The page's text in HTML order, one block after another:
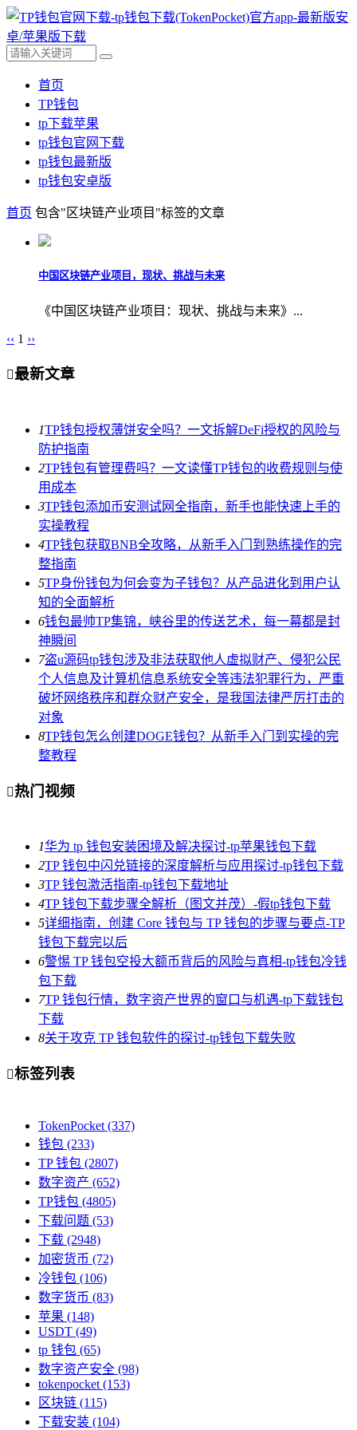
首页
TP钱包
tp下载苹果
tp钱包官网下载
tp钱包最新版
tp钱包安卓版
首页 包含"区块链产业项目"标签的文章
中国区块链产业项目，现状、挑战与未来
《中国区块链产业项目：现状、挑战与未来》...
‹‹ 1 ››
最新文章
1TP钱包授权薄饼安全吗？一文拆解DeFi授权的风险与
防护指南
2TP钱包有管理费吗？一文读懂TP钱包的收费规则与使
用成本
3TP钱包添加币安测试网全指南，新手也能快速上手的
实操教程
4TP钱包获取BNB全攻略，从新手入门到熟练操作的完
整指南
5TP身份钱包为何会变为子钱包？从产品进化到用户认
知的全面解析
6钱包最帅TP集锦，峡谷里的传送艺术，每一幕都是封
神瞬间
7盗u源码tp钱包涉及非法获取他人虚拟财产、侵犯公民
个人信息及计算机信息系统安全等违法犯罪行为，严重
破坏网络秩序和群众财产安全，是我国法律严厉打击的
对象
8TP钱包怎么创建DOGE钱包？从新手入门到实操的完
整教程
热门视频
1华为 tp 钱包安装困境及解决探讨-tp苹果钱包下载
2TP 钱包中闪兑链接的深度解析与应用探讨-tp钱包下载
3TP 钱包激活指南-tp钱包下载地址
4TP 钱包下载步骤全解析（图文并茂）-假tp钱包下载
5详细指南，创建 Core 钱包与 TP 钱包的步骤与要点-TP
钱包下载完以后
6警惕 TP 钱包空投大额币背后的风险与真相-tp钱包冷钱
包下载
7TP 钱包行情，数字资产世界的窗口与机遇-tp下载钱包
下载
8关于攻克 TP 钱包软件的探讨-tp钱包下载失败
标签列表
TokenPocket (337)
钱包 (233)
TP 钱包 (2807)
数字资产 (652)
TP钱包 (4805)
下载问题 (53)
下载 (2948)
加密货币 (72)
冷钱包 (106)
数字货币 (83)
苹果 (148)
USDT (49)
tp 钱包 (65)
数字资产安全 (98)
tokenpocket (153)
区块链 (115)
下载安装 (104)